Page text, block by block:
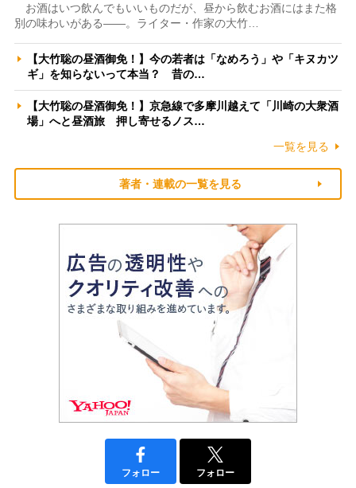
お酒はいつ飲んでもいいものだが、昼から飲むお酒にはまた格
別の味わいがある――。ライター・作家の大竹…
【大竹聡の昼酒御免！】今の若者は「なめろう」や「キヌカツ
ギ」を知らないって本当？ 昔の…
【大竹聡の昼酒御免！】京急線で多摩川越えて「川崎の大衆酒
場」へと昼酒旅 押し寄せるノス…
一覧を見る
著者・連載の一覧を見る
フォロー フォロー